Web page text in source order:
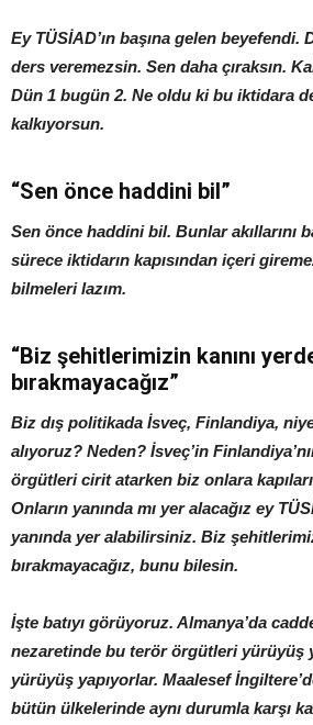
Ey TÜSİAD’ın başına gelen beyefendi.
ders veremezsin. Sen daha çıraksın.
Dün 1 bugün 2. Ne oldu ki bu iktidara
kalkıyorsun.
“Sen önce haddini bil”
Sen önce haddini bil. Bunlar akıllarını
sürece iktidarın kapısından içeri
bilmeleri lazım.
“Biz şehitlerimizin kanını
bırakmayacağız”
Biz dış politikada İsveç, Finlandiya,
alıyoruz? Neden? İsveç’in
örgütleri cirit atarken biz onlara
Onların yanında mı yer alacağız ey
yanında yer alabilirsiniz. Biz
bırakmayacağız, bunu bilesin.
İşte batıyı görüyoruz. Almanya’da
nezaretinde bu terör örgütleri yürüyüş
yürüyüş yapıyorlar. Maalesef
bütün ülkelerinde aynı durumla karşı